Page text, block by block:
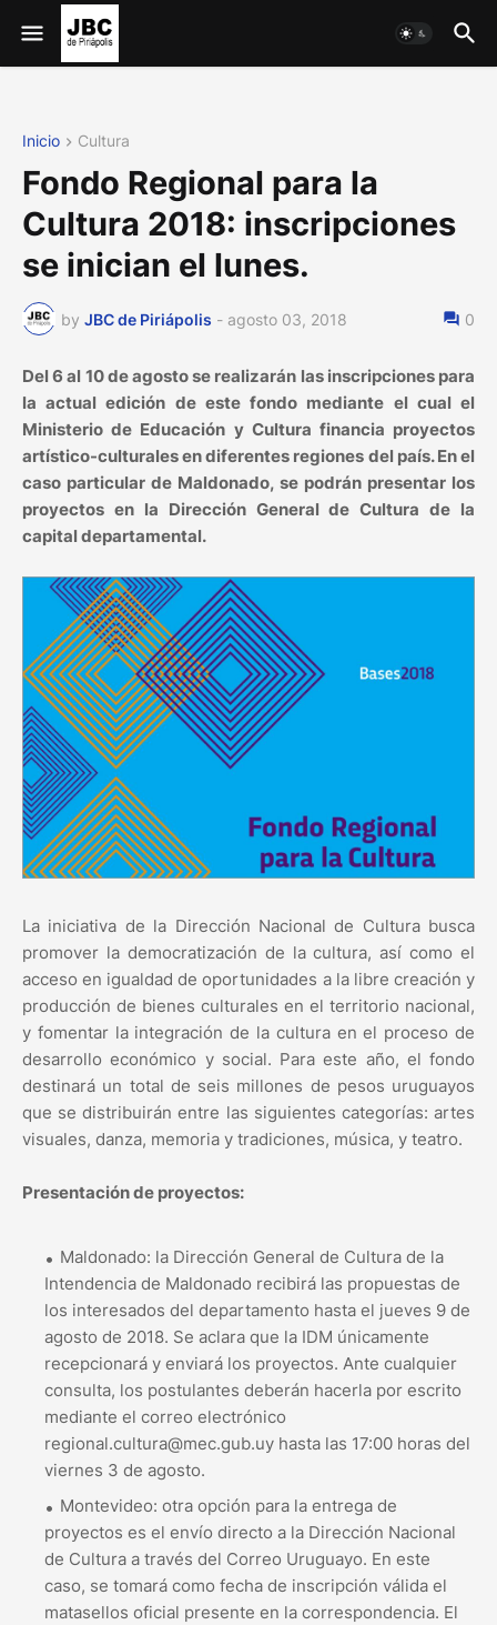
Inicio Cultura
Fondo Regional para la
Cultura 2018: inscripciones
se inician el lunes.
by JBC de Piriápolis - agosto 03, 2018 0
Del 6 al 10 de agosto se realizarán las inscripciones para
la actual edición de este fondo mediante el cual el
Ministerio de Educación y Cultura financia proyectos
artístico-culturales en diferentes regiones del país. En el
caso particular de Maldonado, se podrán presentar los
proyectos en la Dirección General de Cultura de la
capital departamental.
La iniciativa de la Dirección Nacional de Cultura busca
promover la democratización de la cultura, así como el
acceso en igualdad de oportunidades a la libre creación y
producción de bienes culturales en el territorio nacional,
y fomentar la integración de la cultura en el proceso de
desarrollo económico y social. Para este año, el fondo
destinará un total de seis millones de pesos uruguayos
que se distribuirán entre las siguientes categorías: artes
visuales, danza, memoria y tradiciones, música, y teatro.
Presentación de proyectos:
Maldonado: la Dirección General de Cultura de la
Intendencia de Maldonado recibirá las propuestas de
los interesados del departamento hasta el jueves 9 de
agosto de 2018. Se aclara que la IDM únicamente
recepcionará y enviará los proyectos. Ante cualquier
consulta, los postulantes deberán hacerla por escrito
mediante el correo electrónico
regional.cultura@mec.gub.uy hasta las 17:00 horas del
viernes 3 de agosto.
Montevideo: otra opción para la entrega de
proyectos es el envío directo a la Dirección Nacional
de Cultura a través del Correo Uruguayo. En este
caso, se tomará como fecha de inscripción válida el
matasellos oficial presente en la correspondencia. El